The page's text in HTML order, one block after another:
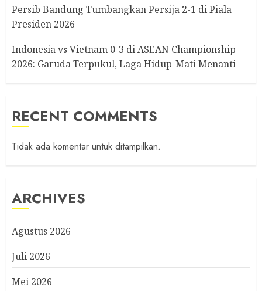
Persib Bandung Tumbangkan Persija 2-1 di Piala
Presiden 2026
Indonesia vs Vietnam 0-3 di ASEAN Championship
2026: Garuda Terpukul, Laga Hidup-Mati Menanti
RECENT COMMENTS
Tidak ada komentar untuk ditampilkan.
ARCHIVES
Agustus 2026
Juli 2026
Mei 2026